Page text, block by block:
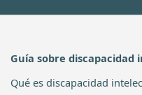
Guía sobre discapacidad
Qué es discapacidad